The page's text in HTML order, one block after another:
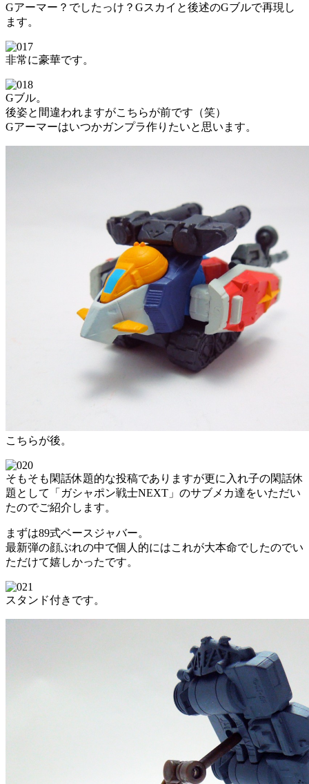
Gアーマー？でしたっけ？Gスカイと後述のGブルで再現し
ます。
非常に豪華です。
Gブル。
後姿と間違われますがこちらが前です（笑）
Gアーマーはいつかガンプラ作りたいと思います。
こちらが後。
そもそも閑話休題的な投稿でありますが更に入れ子の閑話休
題として「ガシャポン戦士NEXT」のサブメカ達をいただい
たのでご紹介します。
まずは89式ベースジャバー。
最新弾の顔ぶれの中で個人的にはこれが大本命でしたのでい
ただけて嬉しかったです。
スタンド付きです。